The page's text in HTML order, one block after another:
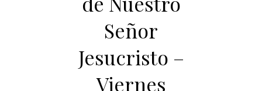
Señor
Jesucristo –
Viernes